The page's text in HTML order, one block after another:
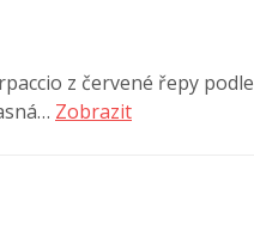
z červené řepy podle
Zobrazit